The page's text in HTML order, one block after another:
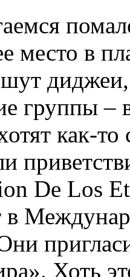
место в
группы –
как-
De Los
в
Хоть